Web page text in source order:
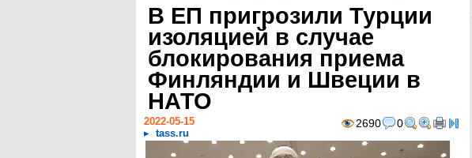
В ЕП пригрозили Турции
изоляцией в случае
блокирования приема
Финляндии и Швеции в
НАТО
2690 0
2022-05-15
tass.ru